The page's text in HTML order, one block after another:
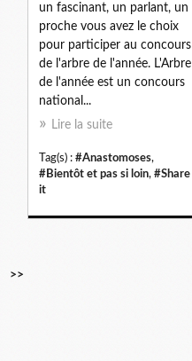
un fascinant, un parlant, un
proche vous avez le choix
pour participer au concours
de l'arbre de l'année. L'Arbre
de l'année est un concours
national...
Lire la suite
Tag(s) : #Anastomoses,
#Bientôt et pas si loin, #Share
it
>>